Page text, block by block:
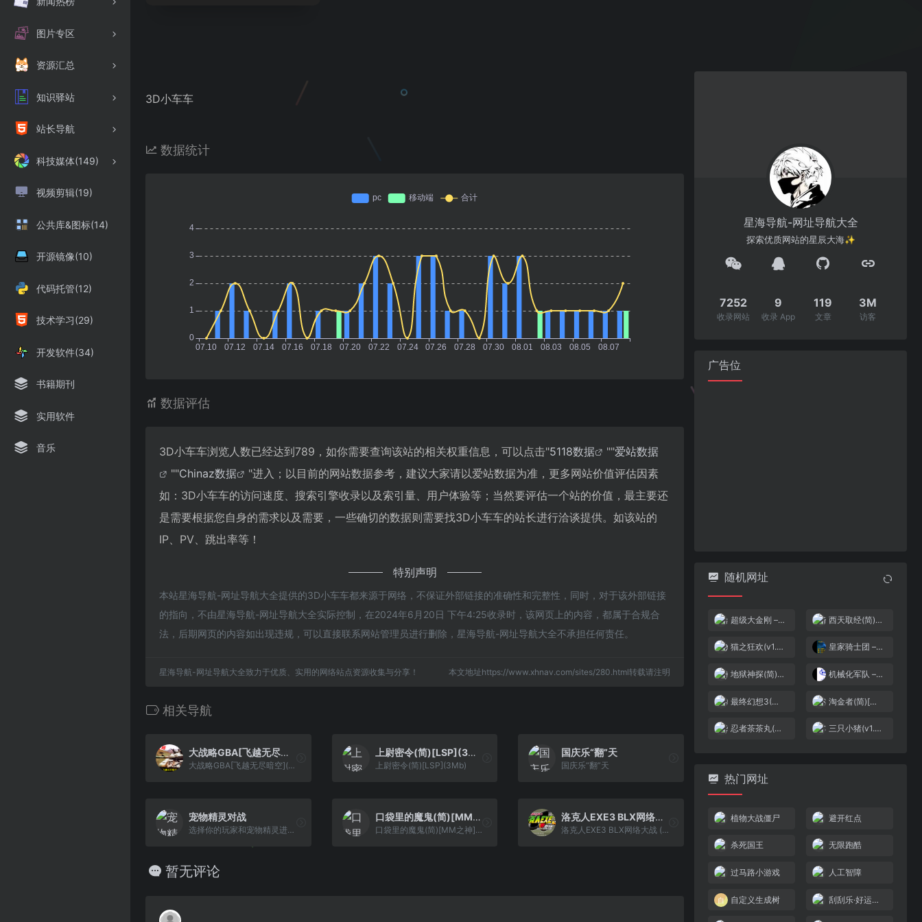
图片专区
资源汇总
知识驿站
站长导航
科技媒体(149)
视频剪辑(19)
公共库&图标(14)
开源镜像(10)
代码托管(12)
技术学习(29)
开发软件(34)
书籍期刊
实用软件
音乐
3D小车车
数据统计
数据评估
3D小车车浏览人数已经达到789，如你需要查询该站的相关权重信息，可以点击"5118数据 ""爱站数据
""Chinaz数据
"进入；以目前的网站数据参考，建议大家请以爱站数据为准，更多网站价值评估因素
如：3D小车车的访问速度、搜索引擎收录以及索引量、用户体验等；当然要评估一个站的价值，最主要还
是需要根据您自身的需求以及需要，一些确切的数据则需要找3D小车车的站长进行洽谈提供。如该站的
IP、PV、跳出率等！
特别声明
本站星海导航-网址导航大全提供的3D小车车都来源于网络，不保证外部链接的准确性和完整性，同时，对于该外部链接
的指向，不由星海导航-网址导航大全实际控制，在2024年6月20日 下午4:25收录时，该网页上的内容，都属于合规合
法，后期网页的内容如出现违规，可以直接联系网站管理员进行删除，星海导航-网址导航大全不承担任何责任。
星海导航-网址导航大全致力于优质、实用的网络站点资源收集与分享！ 本文地址https://www.xhnav.com/sites/280.html转载请注明
相关导航
大战略GBA[飞越无尽暗空](v20130212)(简)(JP)(64Mb)
大战略GBA[飞越无尽暗空](v20130212)(简)(JP)(64Mb)
上尉密令(简)[LSP](3Mb)
上尉密令(简)[LSP](3Mb)
国庆乐“翻”天
国庆乐“翻”天
宠物精灵对战
选择你的玩家和宠物精灵进行对战
口袋里的魔鬼(简)[MM之神](US)[ACT](2Mb)
口袋里的魔鬼(简)[MM之神](US)[ACT](2Mb)
洛克人EXE3 BLX网络大战 (v1.4+)(flyeyes)(简)(80Mb)
洛克人EXE3 BLX网络大战 (v1.4+)(flyeyes)(简)(80Mb)
暂无评论
星海导航-网址导航大全
探索优质网站的星辰大海✨
7252
收录网站
9
收录 App
119
文章
3M
访客
广告位
随机网址
超级大金刚 – 香蕉船(繁)[两亦](CN)[ACT](4Mb) 西天取经(简)[小天才](CN)[ACT](1Mb)
猫之狂欢(v1.0)[九班汉化](JP)[ACT](0.18Mb) 皇家骑士团 – 劳德思的骑士[银手大官人](v1.1)[简](JP)(128Mb)
地狱神探(简)[恒格电子](CN)[RPG](8Mb) 机械化军队 – Mech Platoon[Jaychou001](简)(JP)(64Mb)
最终幻想3(简)[外星游戏大厅](JP)[RPG](8Mb) 淘金者(简)[高伟](US)[PUZ](0.18Mb)
忍者茶茶丸(v0.9)(简)[高伟](JP)[ACT](0.25Mb) 三只小猪(v1.0)(简)[MS](JP)[STG](0.18Mb)
热门网址
植物大战僵尸 避开红点
杀死国王 无限跑酷
过马路小游戏 人工智障
自定义生成树 刮刮乐·好运十倍